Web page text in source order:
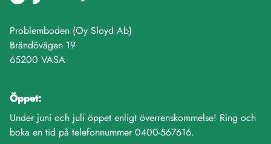
Problemboden (Oy Sloyd Ab)
Brändövägen 19
65200 VASA
Öppet:
Under juni och juli öppet enligt överrenskommelse! Ring och
boka en tid på telefonnummer 0400-567616.